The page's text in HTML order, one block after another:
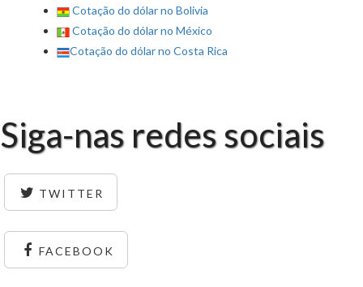
Cotação do dólar no Bolivia
Cotação do dólar no México
Cotação do dólar no Costa Rica
Siga-nas redes sociais
TWITTER
FACEBOOK